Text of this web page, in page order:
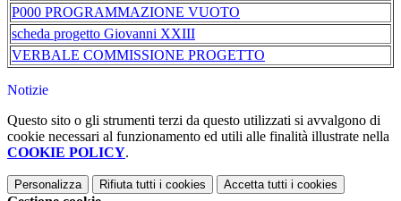
P000 PROGRAMMAZIONE VUOTO
scheda progetto Giovanni XXIII
VERBALE COMMISSIONE PROGETTO
Notizie
Questo sito o gli strumenti terzi da questo utilizzati si avvalgono di
cookie necessari al funzionamento ed utili alle finalità illustrate nella
COOKIE POLICY.
Personalizza Rifiuta tutti i cookies Accetta tutti i cookies